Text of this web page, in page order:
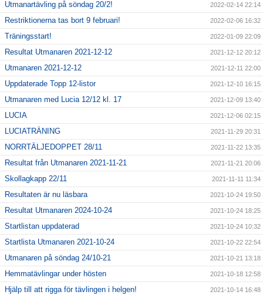
Utmanartävling på söndag 20/2! 2022-02-14 22:14
Restriktionerna tas bort 9 februari! 2022-02-06 16:32
Träningsstart! 2022-01-09 22:09
Resultat Utmanaren 2021-12-12 2021-12-12 20:12
Utmanaren 2021-12-12 2021-12-11 22:00
Uppdaterade Topp 12-listor 2021-12-10 16:15
Utmanaren med Lucia 12/12 kl. 17 2021-12-09 13:40
LUCIA 2021-12-06 02:15
LUCIATRÄNING 2021-11-29 20:31
NORRTÄLJEDOPPET 28/11 2021-11-22 13:35
Resultat från Utmanaren 2021-11-21 2021-11-21 20:06
Skollagkapp 22/11 2021-11-11 11:34
Resultaten är nu läsbara 2021-10-24 19:50
Resultat Utmanaren 2024-10-24 2021-10-24 18:25
Startlistan uppdaterad 2021-10-24 10:32
Startlista Utmanaren 2021-10-24 2021-10-22 22:54
Utmanaren på söndag 24/10-21 2021-10-21 13:18
Hemmatävlingar under hösten 2021-10-18 12:58
Hjälp till att rigga för tävlingen i helgen! 2021-10-14 16:48